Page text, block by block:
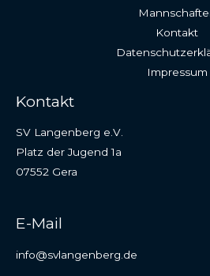
Kontakt
Impressum
Kontakt
SV Langenberg e.V.
Platz der Jugend 1a
07552 Gera
E-Mail
info@svlangenberg.de